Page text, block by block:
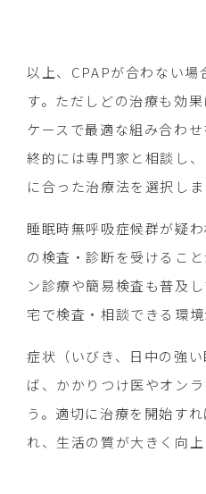
以上、CPAPが合わない場
す。ただしどの治療も効
ケースで最適な組み合わ
終的には専門家と相談し
に合った治療法を選択しま
睡眠時無呼吸症候群が疑
の検査・診断を受けるこ
ン診療や簡易検査も普及
宅で検査・相談できる環境
症状（いびき、日中の強
ば、かかりつけ医やオン
う。適切に治療を開始す
れ、生活の質が大きく向上